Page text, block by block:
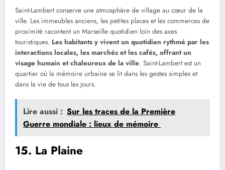
Saint-Lambert conserve une atmosphère de village au cœur de la
ville. Les immeubles anciens, les petites places et les commerces de
proximité racontent un Marseille quotidien loin des axes
touristiques. Les habitants y vivent un quotidien rythmé par les
interactions locales, les marchés et les cafés, offrant un
visage humain et chaleureux de la ville. Saint-Lambert est un
quartier où la mémoire urbaine se lit dans les gestes simples et
dans la vie de tous les jours.
Lire aussi : Sur les traces de la Première
Guerre mondiale : lieux de mémoire
15. La Plaine